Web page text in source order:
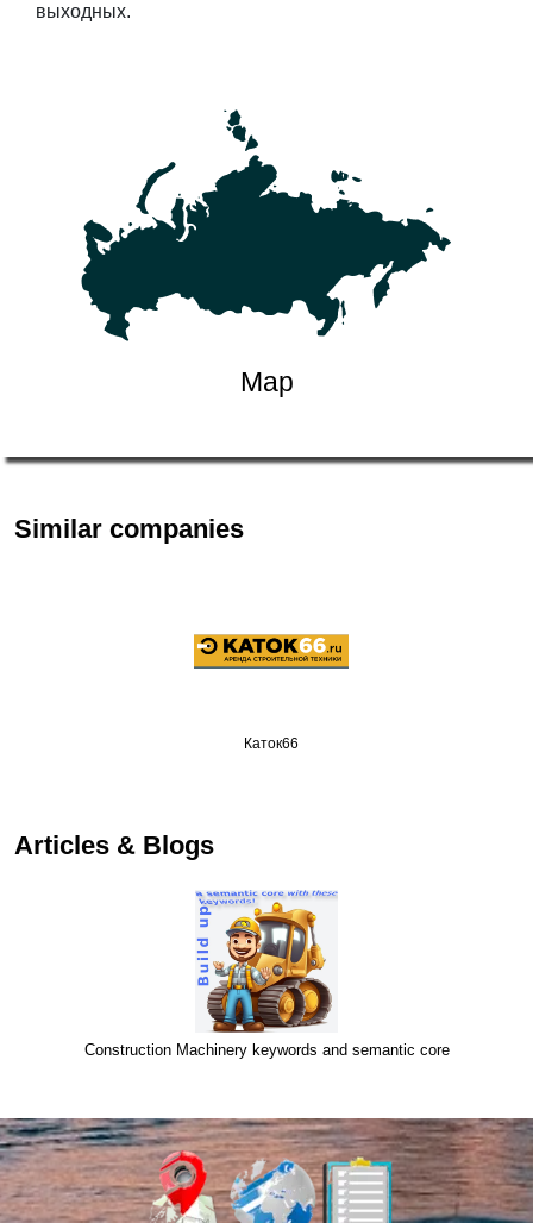
выходных.
Map
Similar companies
Каток66
Articles & Blogs
Construction Machinery keywords and semantic core